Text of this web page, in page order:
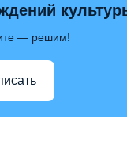
— решим!